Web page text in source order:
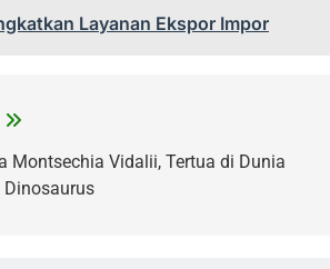
Layanan Ekspor Impor
Montsechia Vidalii, Tertua di Dunia
Dinosaurus